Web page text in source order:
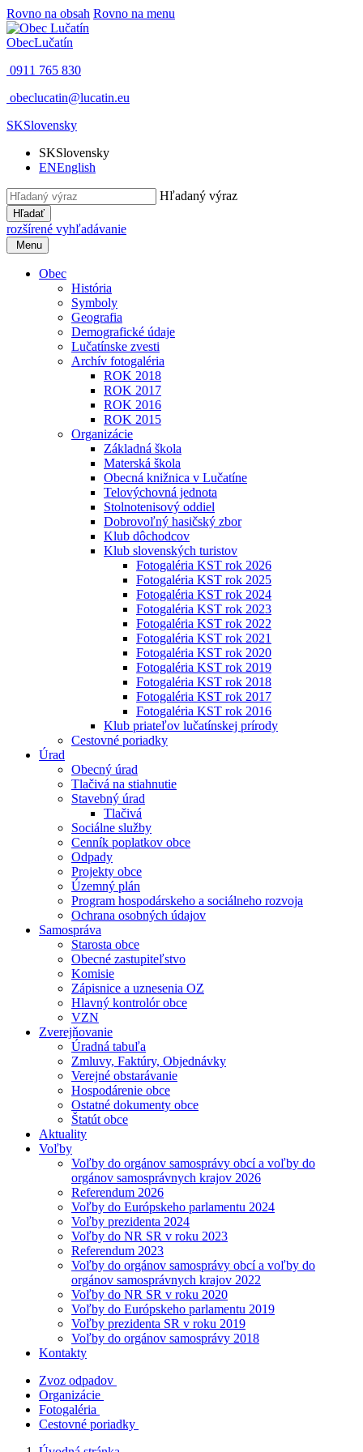
Rovno na obsah Rovno na menu
ObecLučatín
0911 765 830
obeclucatin@lucatin.eu
SKSlovensky
SKSlovensky
ENEnglish
Hľadaný výraz
Hľadať
rozšírené vyhľadávanie
Menu
Obec
História
Symboly
Geografia
Demografické údaje
Lučatínske zvesti
Archív fotogaléria
ROK 2018
ROK 2017
ROK 2016
ROK 2015
Organizácie
Základná škola
Materská škola
Obecná knižnica v Lučatíne
Telovýchovná jednota
Stolnotenisový oddiel
Dobrovoľný hasičský zbor
Klub dôchodcov
Klub slovenských turistov
Fotogaléria KST rok 2026
Fotogaléria KST rok 2025
Fotogaléria KST rok 2024
Fotogaléria KST rok 2023
Fotogaléria KST rok 2022
Fotogaléria KST rok 2021
Fotogaléria KST rok 2020
Fotogaléria KST rok 2019
Fotogaléria KST rok 2018
Fotogaléria KST rok 2017
Fotogaléria KST rok 2016
Klub priateľov lučatínskej prírody
Cestovné poriadky
Úrad
Obecný úrad
Tlačivá na stiahnutie
Stavebný úrad
Tlačivá
Sociálne služby
Cenník poplatkov obce
Odpady
Projekty obce
Územný plán
Program hospodárskeho a sociálneho rozvoja
Ochrana osobných údajov
Samospráva
Starosta obce
Obecné zastupiteľstvo
Komisie
Zápisnice a uznesenia OZ
Hlavný kontrolór obce
VZN
Zverejňovanie
Úradná tabuľa
Zmluvy, Faktúry, Objednávky
Verejné obstarávanie
Hospodárenie obce
Ostatné dokumenty obce
Štatút obce
Aktuality
Voľby
Voľby do orgánov samosprávy obcí a voľby do
orgánov samosprávnych krajov 2026
Referendum 2026
Voľby do Európskeho parlamentu 2024
Voľby prezidenta 2024
Voľby do NR SR v roku 2023
Referendum 2023
Voľby do orgánov samosprávy obcí a voľby do
orgánov samosprávnych krajov 2022
Voľby do NR SR v roku 2020
Voľby do Európskeho parlamentu 2019
Voľby prezidenta SR v roku 2019
Voľby do orgánov samosprávy 2018
Kontakty
Zvoz odpadov
Organizácie
Fotogaléria
Cestovné poriadky